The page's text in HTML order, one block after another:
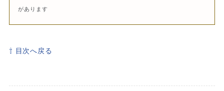
があります
⇧ 目次へ戻る